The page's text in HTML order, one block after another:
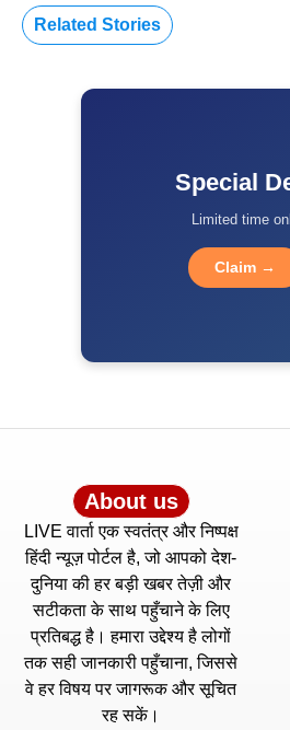
Related Stories
Special
Limited time
Claim →
About us
LIVE वार्ता एक स्वतंत्र और निष्पक्ष
हिंदी न्यूज़ पोर्टल है, जो आपको देश-
दुनिया की हर बड़ी खबर तेज़ी और
सटीकता के साथ पहुँचाने के लिए
प्रतिबद्ध है। हमारा उद्देश्य है लोगों
तक सही जानकारी पहुँचाना, जिससे
वे हर विषय पर जागरूक और सूचित
रह सकें।